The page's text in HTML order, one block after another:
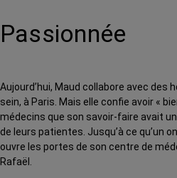
Passionnée
Aujourd’hui, Maud collabore avec des
sein, à Paris. Mais elle confie avoir «
médecins que son savoir-faire avait
de leurs patientes. Jusqu’à ce qu’un
ouvre les portes de son centre de
Rafaël.